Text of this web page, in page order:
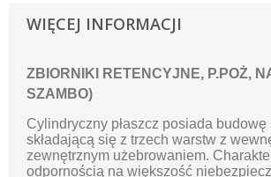
WIĘCEJ INFORMACJI
ZBIORNIKI RETENCYJNE, P.POŻ,
SZAMBO)
Cylindryczny płaszcz posiada budowę
składającą się z trzech warstw z
zewnętrznym użebrowaniem.
odpornością na większość